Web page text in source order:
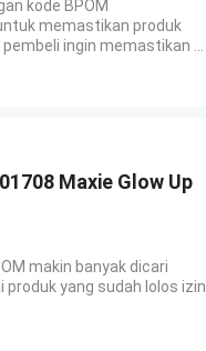
kode BPOM
memastikan produk
ingin memastikan ...
Maxie Glow Up
makin banyak dicari
yang sudah lolos izin